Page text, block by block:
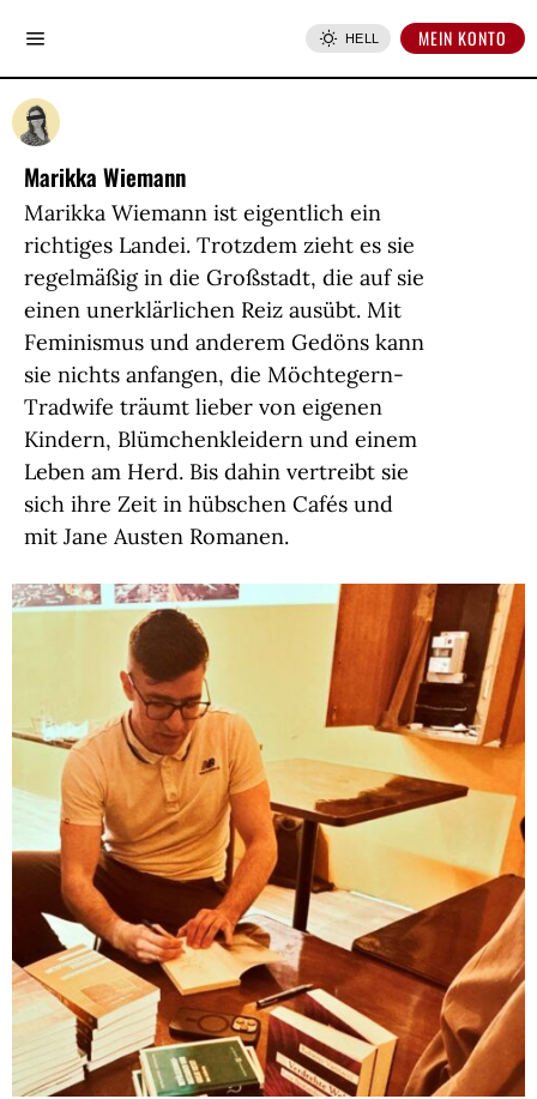
HELL MEIN KONTO
Marikka Wiemann
Marikka Wiemann ist eigentlich ein
richtiges Landei. Trotzdem zieht es sie
regelmäßig in die Großstadt, die auf sie
einen unerklärlichen Reiz ausübt. Mit
Feminismus und anderem Gedöns kann
sie nichts anfangen, die Möchtegern-
Tradwife träumt lieber von eigenen
Kindern, Blümchenkleidern und einem
Leben am Herd. Bis dahin vertreibt sie
sich ihre Zeit in hübschen Cafés und
mit Jane Austen Romanen.